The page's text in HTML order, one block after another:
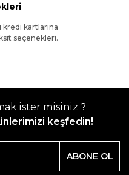
kredi kartlarına
seçenekleri.
ister misiniz ?
keşfedin!
ABONE OL